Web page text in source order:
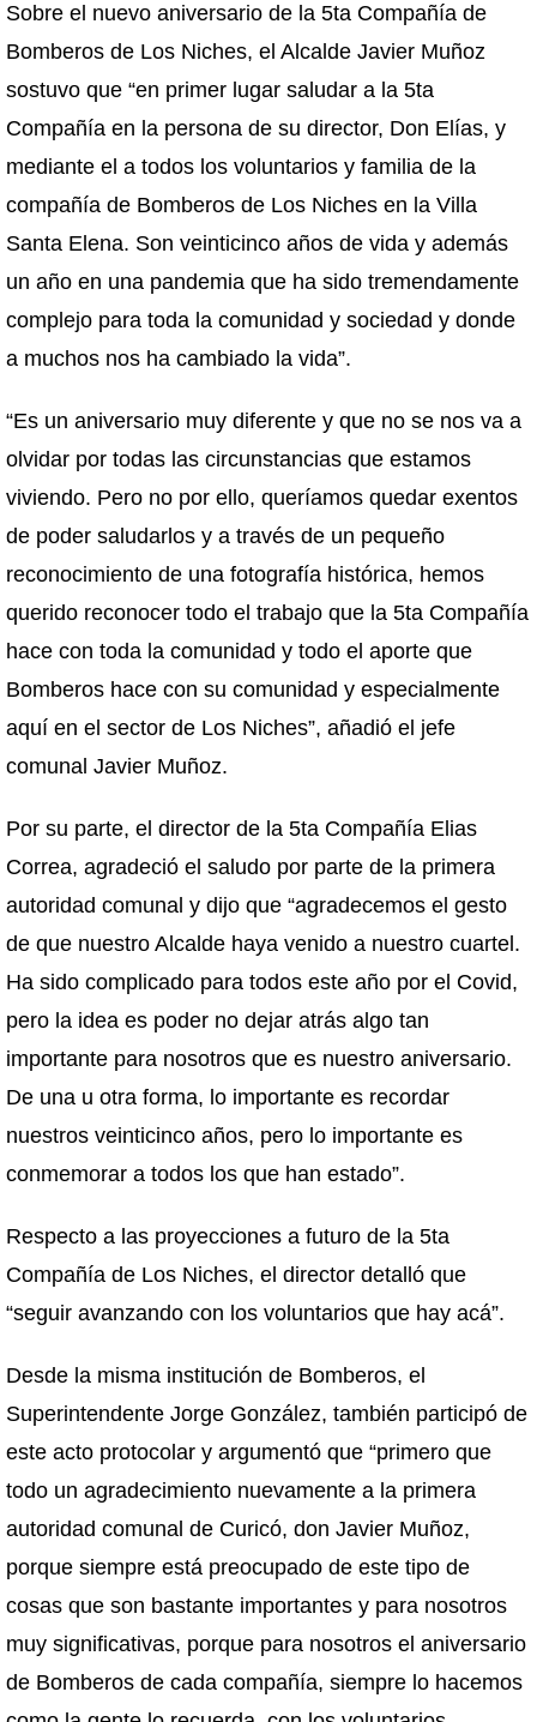
Sobre el nuevo aniversario de la 5ta Compañía de
Bomberos de Los Niches, el Alcalde Javier Muñoz
sostuvo que “en primer lugar saludar a la 5ta
Compañía en la persona de su director, Don Elías, y
mediante el a todos los voluntarios y familia de la
compañía de Bomberos de Los Niches en la Villa
Santa Elena. Son veinticinco años de vida y además
un año en una pandemia que ha sido tremendamente
complejo para toda la comunidad y sociedad y donde
a muchos nos ha cambiado la vida”.
“Es un aniversario muy diferente y que no se nos va a
olvidar por todas las circunstancias que estamos
viviendo. Pero no por ello, queríamos quedar exentos
de poder saludarlos y a través de un pequeño
reconocimiento de una fotografía histórica, hemos
querido reconocer todo el trabajo que la 5ta Compañía
hace con toda la comunidad y todo el aporte que
Bomberos hace con su comunidad y especialmente
aquí en el sector de Los Niches”, añadió el jefe
comunal Javier Muñoz.
Por su parte, el director de la 5ta Compañía Elias
Correa, agradeció el saludo por parte de la primera
autoridad comunal y dijo que “agradecemos el gesto
de que nuestro Alcalde haya venido a nuestro cuartel.
Ha sido complicado para todos este año por el Covid,
pero la idea es poder no dejar atrás algo tan
importante para nosotros que es nuestro aniversario.
De una u otra forma, lo importante es recordar
nuestros veinticinco años, pero lo importante es
conmemorar a todos los que han estado”.
Respecto a las proyecciones a futuro de la 5ta
Compañía de Los Niches, el director detalló que
“seguir avanzando con los voluntarios que hay acá”.
Desde la misma institución de Bomberos, el
Superintendente Jorge González, también participó de
este acto protocolar y argumentó que “primero que
todo un agradecimiento nuevamente a la primera
autoridad comunal de Curicó, don Javier Muñoz,
porque siempre está preocupado de este tipo de
cosas que son bastante importantes y para nosotros
muy significativas, porque para nosotros el aniversario
de Bomberos de cada compañía, siempre lo hacemos